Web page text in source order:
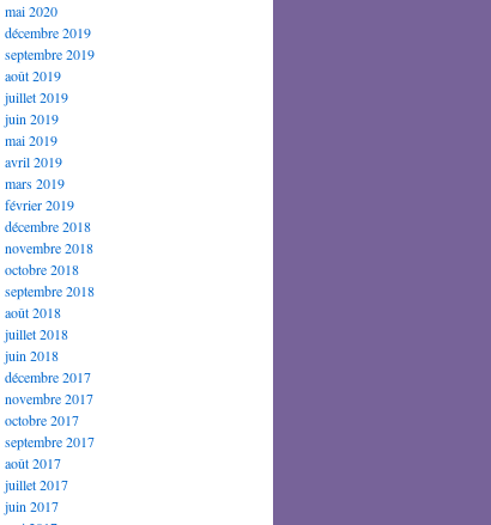
mai 2020
décembre 2019
septembre 2019
août 2019
juillet 2019
juin 2019
mai 2019
avril 2019
mars 2019
février 2019
décembre 2018
novembre 2018
octobre 2018
septembre 2018
août 2018
juillet 2018
juin 2018
décembre 2017
novembre 2017
octobre 2017
septembre 2017
août 2017
juillet 2017
juin 2017